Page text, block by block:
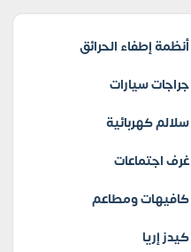
أنظمة إطفاء الحرائق
جراجات سيارات
سلالم كهربائية
غرف اجتماعات
كافيهات ومطاعم
كيدز إريا